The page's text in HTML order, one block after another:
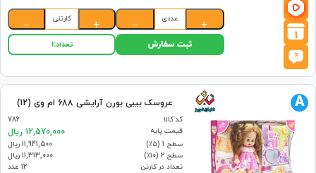
1
+
عددی
−
+
کارتنی
−
ثبت سفارش تعداد:1
عروسک بیبی بورن آرایشی 688 ام وی (12)
کد کالا
786
قیمت پایه
12,570,000 ریال
سطح 1 (۵٪)
11,941,500 ریال
سطح 2 (۱۰٪)
11,313,000 ریال
تعداد در کارتن
12 عدد
A